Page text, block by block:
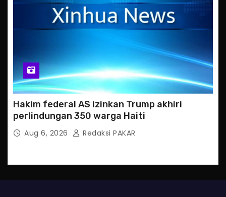
Hakim federal AS izinkan Trump akhiri
perlindungan 350 warga Haiti
Aug 6, 2026 Redaksi PAKAR